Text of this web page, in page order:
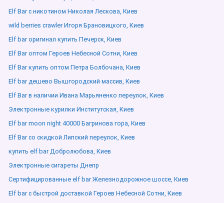
Elf Bar с никотином Николая Лескова, Киев
wild berries crawler Игоря Брановицкого, Киев
Elf bar оригинал купить Печерск, Киев
Elf Bar оптом Героев Небесной Сотни, Киев
Elf Bar купить оптом Петра Болбочана, Киев
Elf bar дешево Вышгородский массив, Киев
Elf Bar в наличии Ивана Марьяненко переулок, Киев
Электронные курилки Институтская, Киев
Elf bar moon night 40000 Багринова гора, Киев
Elf Bar со скидкой Липский переулок, Киев
купить elf bar Добролюбова, Киев
Электронные сигареты Днепр
Сертифицированные elf bar Железнодорожное шоссе, Киев
Elf bar с быстрой доставкой Героев Небесной Сотни, Киев